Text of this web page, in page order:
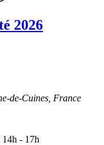
2026
de-Cuines, France
- 17h